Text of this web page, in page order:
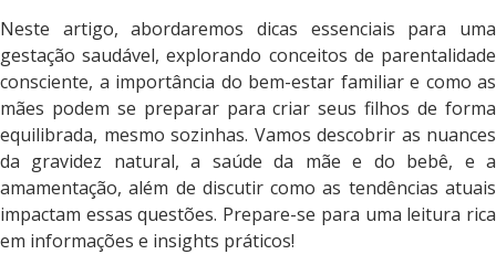
Neste artigo, abordaremos dicas essenciais para uma
gestação saudável, explorando conceitos de parentalidade
consciente, a importância do bem-estar familiar e como as
mães podem se preparar para criar seus filhos de forma
equilibrada, mesmo sozinhas. Vamos descobrir as nuances
da gravidez natural, a saúde da mãe e do bebê, e a
amamentação, além de discutir como as tendências atuais
impactam essas questões. Prepare-se para uma leitura rica
em informações e insights práticos!